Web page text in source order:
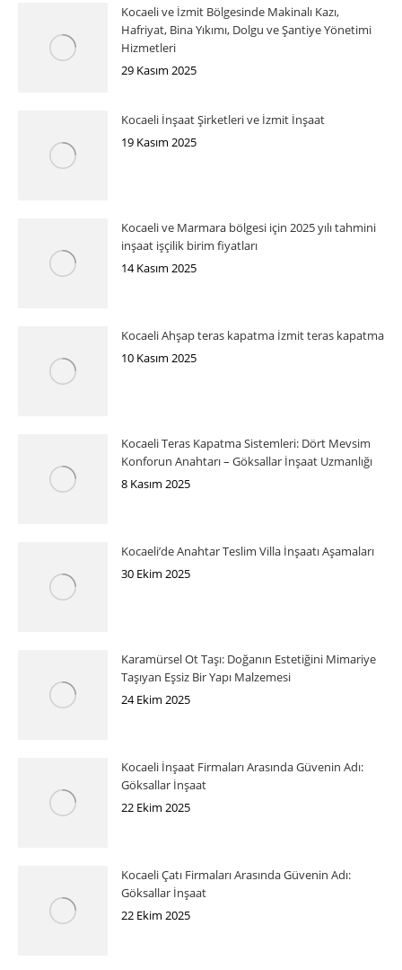
Kocaeli ve İzmit Bölgesinde Makinalı Kazı,
Hafriyat, Bina Yıkımı, Dolgu ve Şantiye Yönetimi
Hizmetleri
29 Kasım 2025
Kocaeli İnşaat Şirketleri ve İzmit İnşaat
19 Kasım 2025
Kocaeli ve Marmara bölgesi için 2025 yılı tahmini
inşaat işçilik birim fiyatları
14 Kasım 2025
Kocaeli Ahşap teras kapatma İzmit teras kapatma
10 Kasım 2025
Kocaeli Teras Kapatma Sistemleri: Dört Mevsim
Konforun Anahtarı – Göksallar İnşaat Uzmanlığı
8 Kasım 2025
Kocaeli’de Anahtar Teslim Villa İnşaatı Aşamaları
30 Ekim 2025
Karamürsel Ot Taşı: Doğanın Estetiğini Mimariye
Taşıyan Eşsiz Bir Yapı Malzemesi
24 Ekim 2025
Kocaeli İnşaat Firmaları Arasında Güvenin Adı:
Göksallar İnşaat
22 Ekim 2025
Kocaeli Çatı Firmaları Arasında Güvenin Adı:
Göksallar İnşaat
22 Ekim 2025